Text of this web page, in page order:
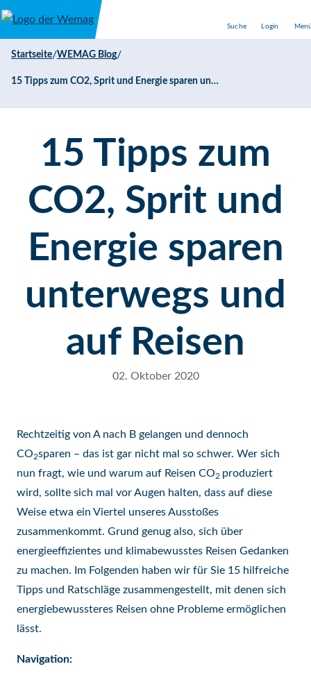
Direkt zum Inhalt
Suche Login
Startseite/WEMAG Blog/
15 Tipps zum CO2, Sprit und Energie sparen unterwegs und auf Reisen
15 Tipps zum
CO2, Sprit und
Energie sparen
unterwegs und
auf Reisen
02. Oktober 2020
Rechtzeitig von A nach B gelangen und dennoch
CO2sparen – das ist gar nicht mal so schwer. Wer sich
nun fragt, wie und warum auf Reisen CO2 produziert
wird, sollte sich mal vor Augen halten, dass auf diese
Weise etwa ein Viertel unseres Ausstoßes
zusammenkommt. Grund genug also, sich über
energieeffizientes und klimabewusstes Reisen Gedanken
zu machen. Im Folgenden haben wir für Sie 15 hilfreiche
Tipps und Ratschläge zusammengestellt, mit denen sich
energiebewussteres Reisen ohne Probleme ermöglichen
lässt.
Navigation: